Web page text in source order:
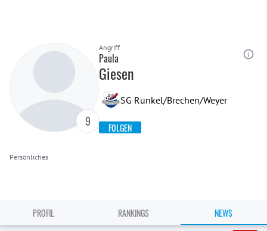
9
Angriff
Paula
Giesen
SG Runkel/Brechen/Weyer
FOLGEN
Persönliches
PROFIL RANKINGS NEWS